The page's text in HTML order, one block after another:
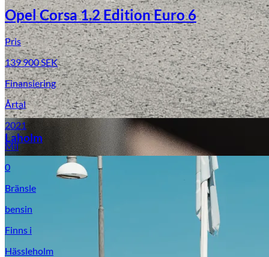
Laga stenskott
Laholm
Opel Corsa 1.2 Edition Euro 6
Pris
139 900SEK
Finansiering
Årtal
2021
Mil
0
Bränsle
bensin
Finns i
Hässleholm